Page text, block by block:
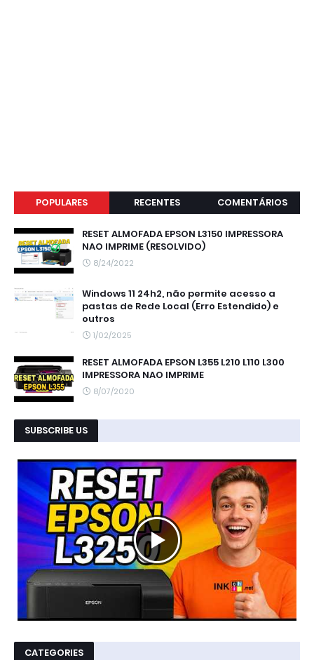
POPULARES RECENTES COMENTÁRIOS
RESET ALMOFADA EPSON L3150 IMPRESSORA
NAO IMPRIME (RESOLVIDO)
8/24/2022
Windows 11 24h2, não permite acesso a
pastas de Rede Local (Erro Estendido) e
outros
1/02/2025
RESET ALMOFADA EPSON L355 L210 L110 L300
IMPRESSORA NAO IMPRIME
8/07/2020
SUBSCRIBE US
CATEGORIES